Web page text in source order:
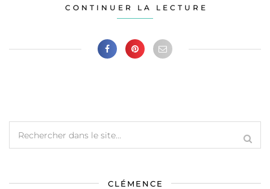
CONTINUER LA LECTURE
CLÉMENCE